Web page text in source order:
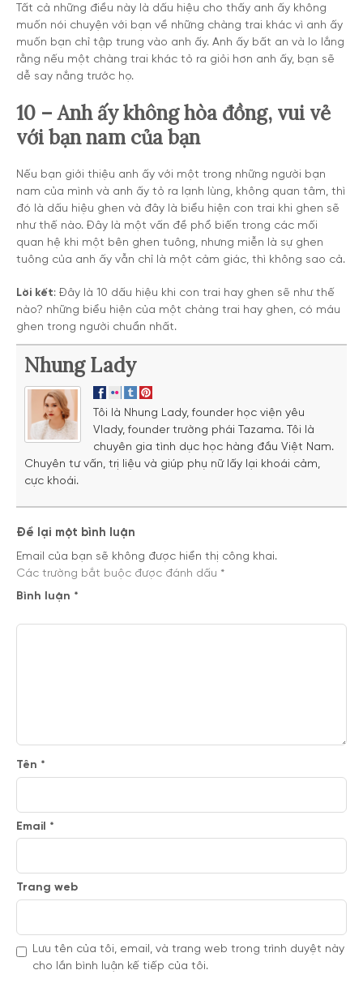
Tất cả những điều này là dấu hiệu cho thấy anh ấy không
muốn nói chuyện với bạn về những chàng trai khác vì anh ấy
muốn bạn chỉ tập trung vào anh ấy. Anh ấy bất an và lo lắng
rằng nếu một chàng trai khác tỏ ra giỏi hơn anh ấy, bạn sẽ
dễ say nắng trước họ.
10 – Anh ấy không hòa đồng, vui vẻ
với bạn nam của bạn
Nếu bạn giới thiệu anh ấy với một trong những người bạn
nam của mình và anh ấy tỏ ra lạnh lùng, không quan tâm, thì
đó là dấu hiệu ghen và đây là biểu hiện con trai khi ghen sẽ
như thế nào. Đây là một vấn đề phổ biến trong các mối
quan hệ khi một bên ghen tuông, nhưng miễn là sự ghen
tuông của anh ấy vẫn chỉ là một cảm giác, thì không sao cả.
Lời kết: Đây là 10 dấu hiệu khi con trai hay ghen sẽ như thế
nào? những biểu hiện của một chàng trai hay ghen, có máu
ghen trong người chuẩn nhất.
Nhung Lady
Tôi là Nhung Lady, founder học viện yêu
Vlady, founder trường phái Tazama. Tôi là
chuyên gia tình dục học hàng đầu Việt Nam.
Chuyên tư vấn, trị liệu và giúp phụ nữ lấy lại khoái cảm,
cực khoái.
Để lại một bình luận
Email của bạn sẽ không được hiển thị công khai.
Các trường bắt buộc được đánh dấu *
Bình luận *
Tên *
Email *
Trang web
Lưu tên của tôi, email, và trang web trong trình duyệt này
cho lần bình luận kế tiếp của tôi.